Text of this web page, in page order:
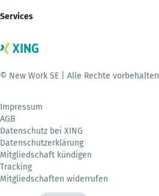
Services
© New Work SE | Alle Rechte vorbehalten
Impressum
AGB
Datenschutz bei XING
Datenschutzerklärung
Mitgliedschaft kündigen
Tracking
Mitgliedschaften widerrufen